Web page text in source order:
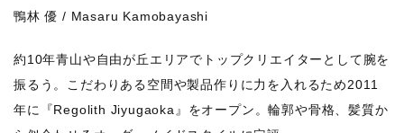
鴨林 優 / Masaru Kamobayashi
約10年青山や自由が丘エリアでトップクリエイターとして腕を
振るう。こだわりある空間や製品作りに力を入れるため2011
年に『Regolith Jiyugaoka』をオープン。輪郭や骨格、髪質か